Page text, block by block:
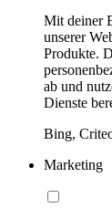
Mit deiner
unserer
Produkte.
ab und
Dienste
Bing,
Marketing